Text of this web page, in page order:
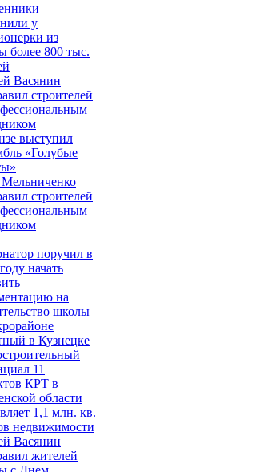
у
из
более 800 тыс.
Васянин
строителей
выступил
«Голубые
строителей
поручил в
начать
на
школы
в Кузнецке
11
КРТ в
области
1,1 млн. кв.
недвижимости
Васянин
жителей